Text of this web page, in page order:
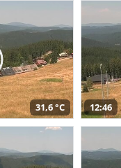
31,6 °C 12:46